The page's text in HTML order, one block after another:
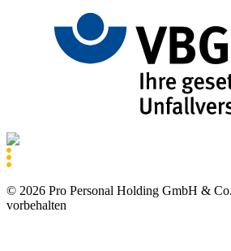
© 2026 Pro Personal Holding GmbH &
vorbehalten